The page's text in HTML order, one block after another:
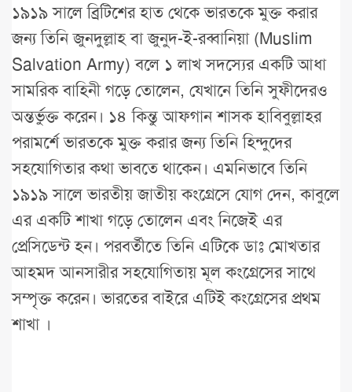
১৯১৯ সালে ব্রিটিশের হাত থেকে ভারতকে মুক্ত করার
জন্য তিনি জুনদুল্লাহ বা জুনুদ-ই-রব্বানিয়া (Muslim
Salvation Army) বলে ১ লাখ সদস্যের একটি আধা
সামরিক বাহিনী গড়ে তোলেন, যেখানে তিনি সুফীদেরও
অন্তর্ভুক্ত করেন। ১৪ কিন্তু আফগান শাসক হাবিবুল্লাহর
পরামর্শে ভারতকে মুক্ত করার জন্য তিনি হিন্দুদের
সহযোগিতার কথা ভাবতে থাকেন। এমনিভাবে তিনি
১৯১৯ সালে ভারতীয় জাতীয় কংগ্রেসে যোগ দেন, কাবুলে
এর একটি শাখা গড়ে তোলেন এবং নিজেই এর
প্রেসিডেন্ট হন। পরবর্তীতে তিনি এটিকে ডাঃ মোখতার
আহমদ আনসারীর সহযোগিতায় মূল কংগ্রেসের সাথে
সম্পৃক্ত করেন। ভারতের বাইরে এটিই কংগ্রেসের প্রথম
শাখা ।